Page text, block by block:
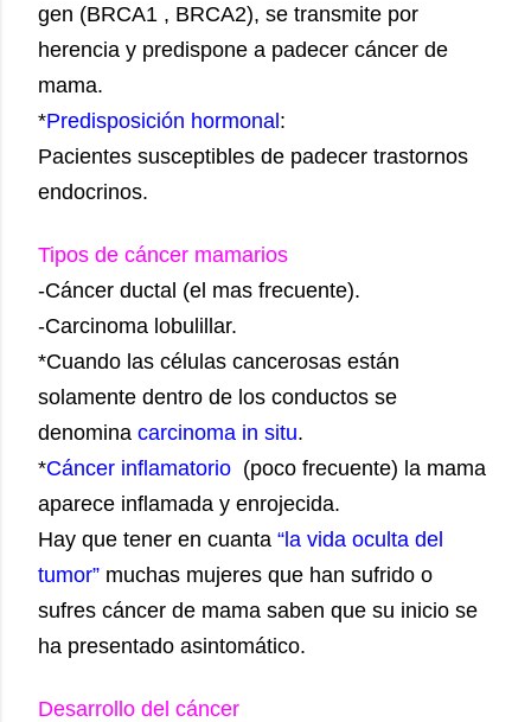
gen (BRCA1 , BRCA2), se transmite por
herencia y predispone a padecer cáncer de
mama.
*Predisposición hormonal:
Pacientes susceptibles de padecer trastornos
endocrinos.
Tipos de cáncer mamarios
-Cáncer ductal (el mas frecuente).
-Carcinoma lobulillar.
*Cuando las células cancerosas están
solamente dentro de los conductos se
denomina carcinoma in situ.
*Cáncer inflamatorio (poco frecuente) la mama
aparece inflamada y enrojecida.
Hay que tener en cuanta “la vida oculta del
tumor” muchas mujeres que han sufrido o
sufres cáncer de mama saben que su inicio se
ha presentado asintomático.
Desarrollo del cáncer